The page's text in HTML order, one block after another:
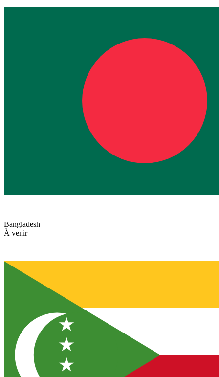
Bangladesh
À venir